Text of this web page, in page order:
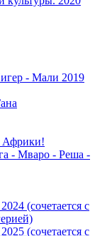
- Мали 2019
Африки!
- Мваро - Реша -
(сочетается с
(сочетается с